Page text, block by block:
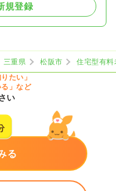
規登録
三重県 松阪市
住宅型有
たい」
る」など
い
る